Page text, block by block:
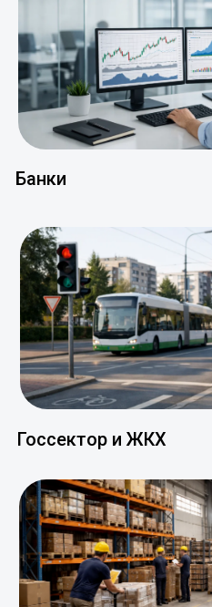
Банки
Госсектор и ЖКХ